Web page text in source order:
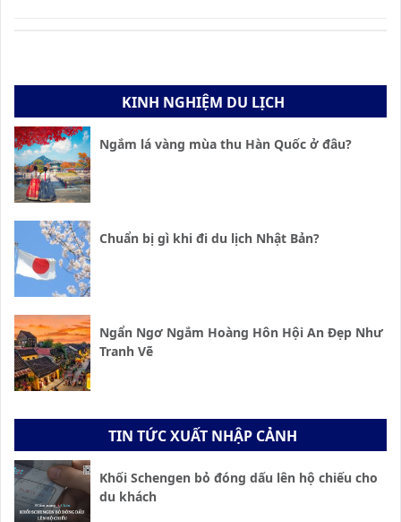
KINH NGHIỆM DU LỊCH
Ngắm lá vàng mùa thu Hàn Quốc ở đâu?
Chuẩn bị gì khi đi du lịch Nhật Bản?
Ngẩn Ngơ Ngắm Hoàng Hôn Hội An Đẹp Như
Tranh Vẽ
TIN TỨC XUẤT NHẬP CẢNH
Khối Schengen bỏ đóng dấu lên hộ chiếu cho
du khách